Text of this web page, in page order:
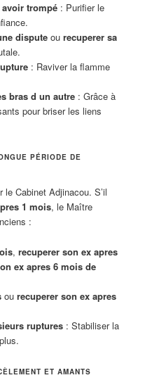
trompé: Purifier le
disputeou recuperer sa
: Raviver la flamme
bras d un autre: Grâce à
pour briser les liens
PÉRIODE DE
le Cabinet Adjinacou. S’il
1 mois, le Maître
:
, recuperer son ex apres
ex apres 6 mois de
ou recuperer son ex apres
ruptures: Stabiliser la
ET AMANTS